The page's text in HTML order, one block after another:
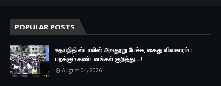
POPULAR POSTS
உதயநிதி ஸ்டாலின் அவதூறு பேச்சு, கைது விவகாரம் :
பறக்கும் கண்டனங்கள் குறித்து...!
August 04, 2026